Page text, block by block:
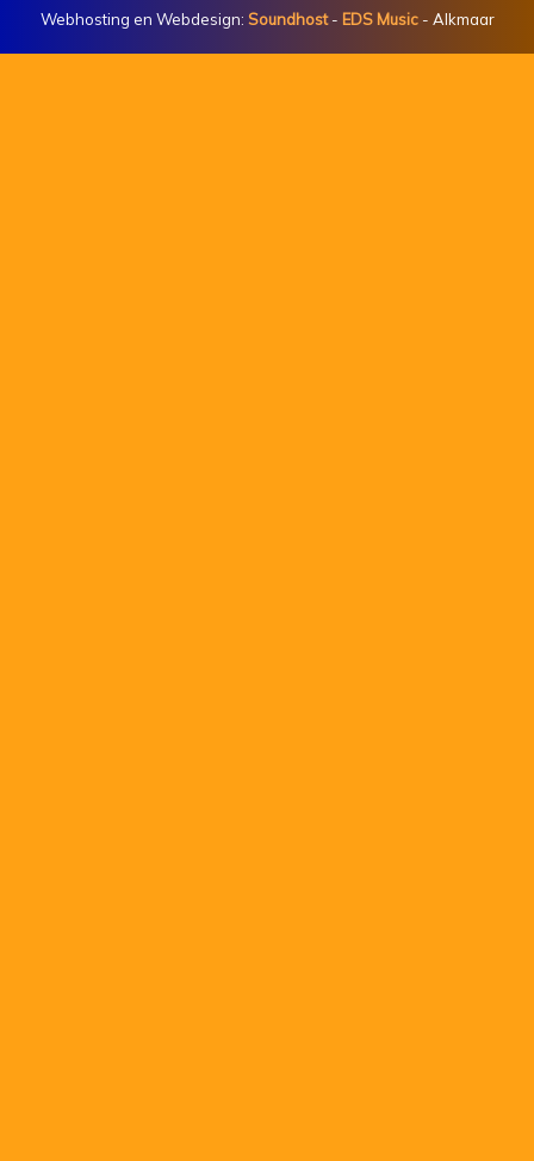
Webhosting en Webdesign: Soundhost- EDS Music- Alkmaar